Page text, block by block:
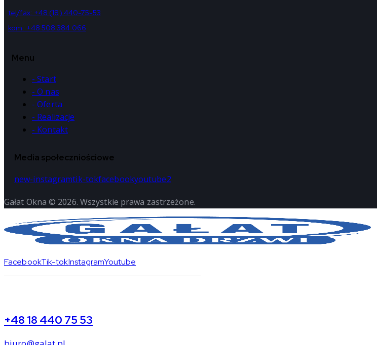
tel/fax: +48 (18) 440-75-53
kom: +48 508 384 066
Menu
- Start
- O nas
- Oferta
- Realizacje
- Kontakt
Media społeczniościowe
new-instagramtik-tokfacebookyoutube2
Gałat Okna © 2026. Wszystkie prawa zastrzeżone.
FacebookTik-tokInstagramYoutube
+48 18 440 75 53